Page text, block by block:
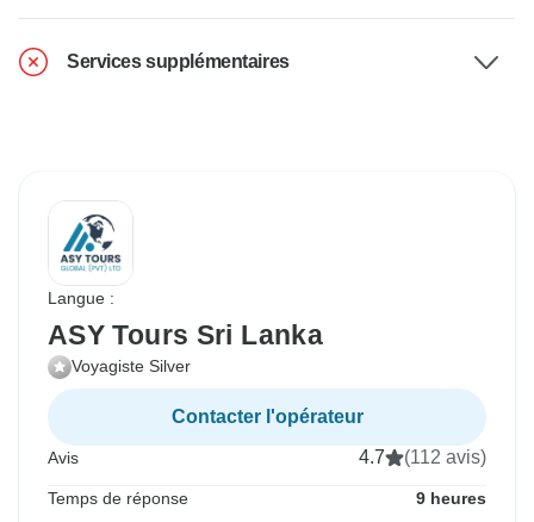
Services supplémentaires
Langue :
ASY Tours Sri Lanka
Voyagiste Silver
Contacter l'opérateur
Avis 4.7 (112 avis)
Temps de réponse 9 heures